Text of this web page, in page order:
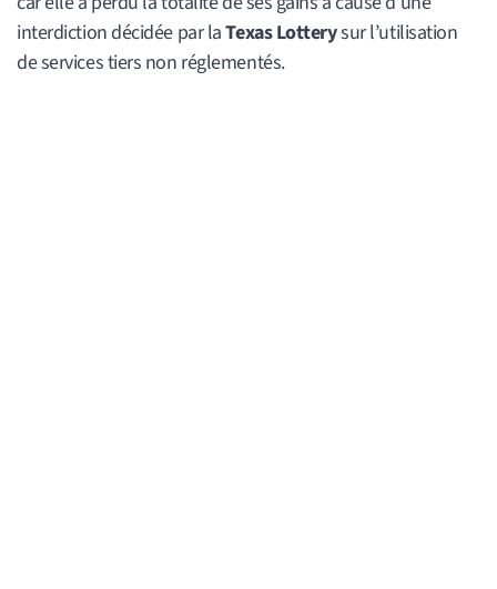
interdiction décidée par laTexas Lotterysur l’utilisation
de services tiers non réglementés.